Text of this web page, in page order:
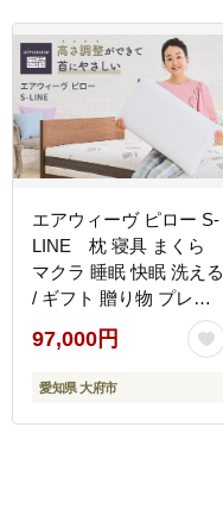
エアウィーヴ ピロー S-
LINE 枕 寝具 まくら
マクラ 睡眠 快眠 洗える
/ ギフト 贈り物 プレゼ
ント 祝い 内祝い 誕生日
記念日 お土産 父 母 敬
老 お中元 お歳暮
97,000円
愛知県 大府市